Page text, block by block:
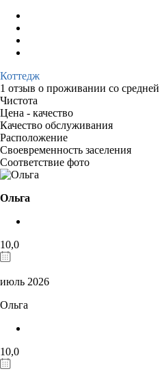
Коттедж
1 отзыв о проживании со
Чистота
Цена - качество
Качество обслуживания
Расположение
Своевременность заселения
Соответствие фото
Ольга
10,0
июль 2026
Ольга
10,0